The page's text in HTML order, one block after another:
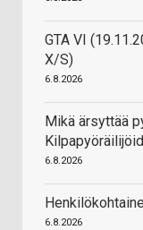
GTA VI
X/S)
6.8.2026
Mikä ärsyttää
6.8.2026
6.8.2026